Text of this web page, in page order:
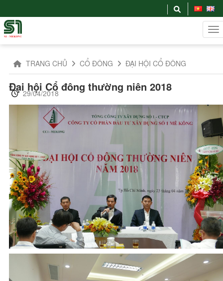
TRANG CHỦ CỔ ĐÔNG ĐẠI HỘI CỔ ĐÔNG
Đại hội Cổ đông thường niên 2018
29/04/2018